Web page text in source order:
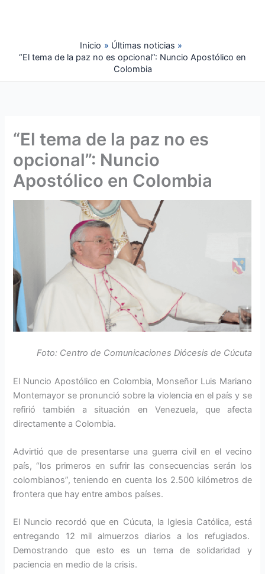
Inicio
Últimas noticias
“El tema de la paz no es opcional”: Nuncio Apostólico en
Colombia
“El tema de la paz no es
opcional”: Nuncio
Apostólico en Colombia
Foto: Centro de Comunicaciones Diócesis de Cúcuta
El Nuncio Apostólico en Colombia, Monseñor Luis Mariano
Montemayor se pronunció sobre la violencia en el país y se
refirió también a situación en Venezuela, que afecta
directamente a Colombia.
Advirtió que de presentarse una guerra civil en el vecino
país, “los primeros en sufrir las consecuencias serán los
colombianos”, teniendo en cuenta los 2.500 kilómetros de
frontera que hay entre ambos países.
El Nuncio recordó que en Cúcuta, la Iglesia Católica, está
entregando 12 mil almuerzos diarios a los refugiados.
Demostrando que esto es un tema de solidaridad y
paciencia en medio de la crisis.